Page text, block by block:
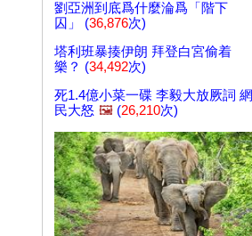
劉亞洲到底爲什麼淪爲「階下
囚」 (36,876次)
塔利班暴揍伊朗 拜登白宮偷着
樂？ (34,492次)
死1.4億小菜一碟 李毅大放厥詞 網
民大怒 🖼️ (26,210次)